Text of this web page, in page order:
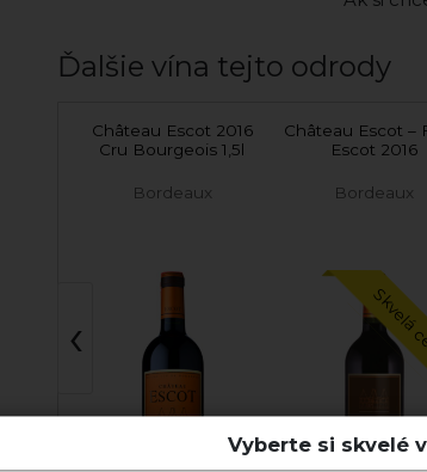
Ďalšie vína tejto odrody
Château Escot 2016
Cru Bourgeois 1,5l
Bordeaux
Château Escot –
Escot 2016
Bordeaux
‹
Vyberte si skvelé